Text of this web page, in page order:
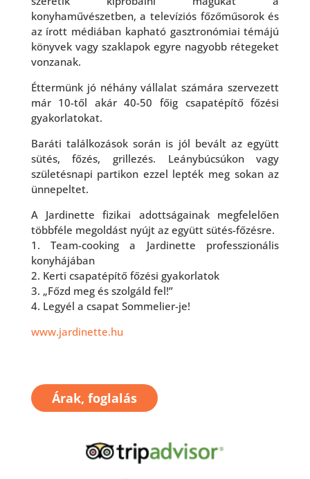
konyhaművészetben, a televíziós főzőműsorok és
az írott médiában kapható gasztronómiai témájú
könyvek vagy szaklapok egyre nagyobb rétegeket
vonzanak.
Éttermünk jó néhány vállalat számára szervezett
már 10-től akár 40-50 főig csapatépítő főzési
gyakorlatokat.
Baráti találkozások során is jól bevált az együtt
sütés, főzés, grillezés. Leánybúcsúkon vagy
születésnapi partikon ezzel lepték meg sokan az
ünnepeltet.
A Jardinette fizikai adottságainak megfelelően
többféle megoldást nyújt az együtt sütés-főzésre.
1. Team-cooking a Jardinette professzionális
konyhájában
2. Kerti csapatépítő főzési gyakorlatok
3. „Főzd meg és szolgáld fel!”
4. Legyél a csapat Sommelier-je!
www.jardinette.hu
Árak, foglalás